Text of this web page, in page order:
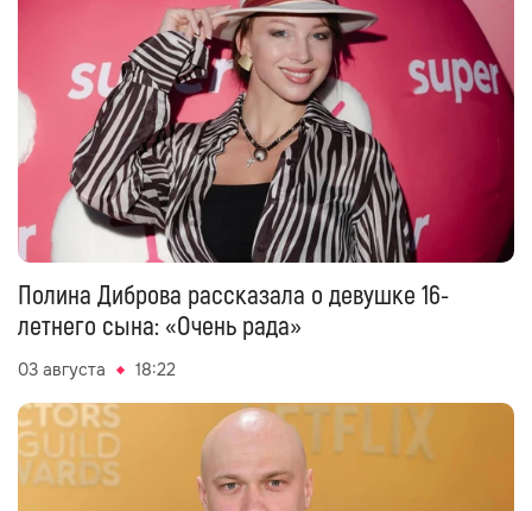
Полина Диброва рассказала о девушке 16-
летнего сына: «Очень рада»
03 августа 18:22